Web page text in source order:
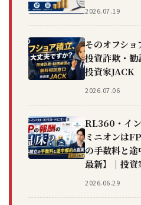
2026.07.19
そのオフショ
投資詐欺・勧
投資家JACK
2026.07.06
RL360・イ
ミニオンは
の手数料と
最新】｜投資
2026.06.29